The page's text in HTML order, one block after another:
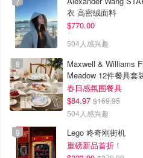
衣 高密绒面料
$770.00
504人感兴趣
Maxwell & Williams
Meadow 12件餐具套
春日感氛围餐具
$84.97 $169.95
504人感兴趣
Lego 咚奇刚街机
重磅新品首折！